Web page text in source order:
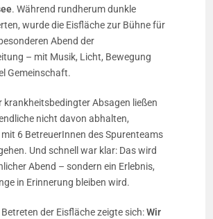
. Während rundherum dunkle
wurde die Eisfläche zur Bühne für
Abend der
– mit Musik, Licht, Bewegung
Gemeinschaft.
krankheitsbedingter Absagen ließen
nicht davon abhalten,
6 BetreuerInnen des Spurenteams
Und schnell war klar: Das wird
Abend – sondern ein Erlebnis,
in Erinnerung bleiben wird.
der Eisfläche zeigte sich:Wir